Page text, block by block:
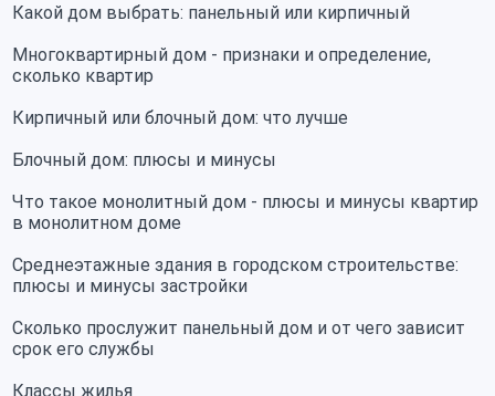
Какой дом выбрать: панельный или кирпичный
Многоквартирный дом - признаки и определение,
сколько квартир
Кирпичный или блочный дом: что лучше
Блочный дом: плюсы и минусы
Что такое монолитный дом - плюсы и минусы квартир
в монолитном доме
Среднеэтажные здания в городском строительстве:
плюсы и минусы застройки
Сколько прослужит панельный дом и от чего зависит
срок его службы
Классы жилья